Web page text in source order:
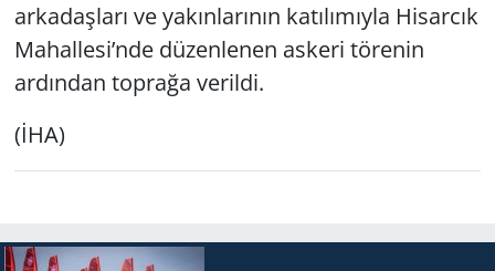
arkadaşları ve yakınlarının katılımıyla Hisarcık
Mahallesi’nde düzenlenen askeri törenin
ardından toprağa verildi.
(İHA)